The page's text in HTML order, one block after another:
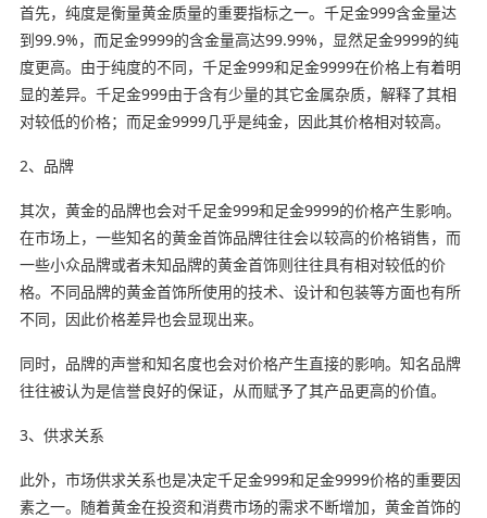
首先，纯度是衡量黄金质量的重要指标之一。千足金999含金量达
到99.9%，而足金9999的含金量高达99.99%，显然足金9999的纯
度更高。由于纯度的不同，千足金999和足金9999在价格上有着明
显的差异。千足金999由于含有少量的其它金属杂质，解释了其相
对较低的价格；而足金9999几乎是纯金，因此其价格相对较高。
2、品牌
其次，黄金的品牌也会对千足金999和足金9999的价格产生影响。
在市场上，一些知名的黄金首饰品牌往往会以较高的价格销售，而
一些小众品牌或者未知品牌的黄金首饰则往往具有相对较低的价
格。不同品牌的黄金首饰所使用的技术、设计和包装等方面也有所
不同，因此价格差异也会显现出来。
同时，品牌的声誉和知名度也会对价格产生直接的影响。知名品牌
往往被认为是信誉良好的保证，从而赋予了其产品更高的价值。
3、供求关系
此外，市场供求关系也是决定千足金999和足金9999价格的重要因
素之一。随着黄金在投资和消费市场的需求不断增加，黄金首饰的